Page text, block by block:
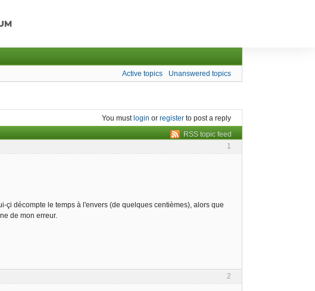
Active topics Unanswered topics
You mustlogin or register to post a reply
RSS topic feed
1
décompte le temps à l'envers (de quelques centièmes), alors que
de mon erreur.
2